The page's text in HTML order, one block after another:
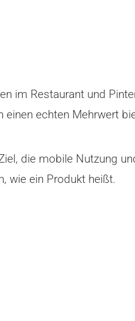
im Restaurant und
einen echten Mehrwert
die mobile Nutzung
wie ein Produkt heißt.